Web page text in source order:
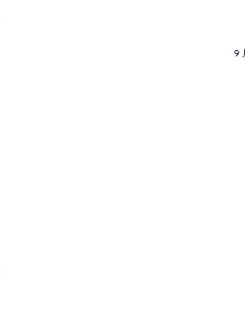
房 | 高級寢具、手提電腦工作空間、隔音、熨斗/熨衫
家庭公
9